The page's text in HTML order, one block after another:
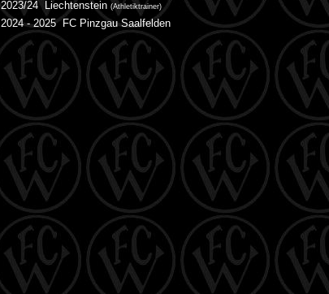
2023/24 Liechtenstein (Athletiktrainer)
2024 - 2025 FC Pinzgau Saalfelden